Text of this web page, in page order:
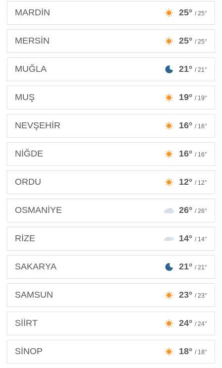
MARDİN 25° / 25°
MERSİN 25° / 25°
MUĞLA 21° / 21°
MUŞ 19° / 19°
NEVŞEHİR 16° / 16°
NİĞDE 16° / 16°
ORDU 12° / 12°
OSMANİYE 26° / 26°
RİZE 14° / 14°
SAKARYA 21° / 21°
SAMSUN 23° / 23°
SİİRT 24° / 24°
SİNOP 18° / 18°